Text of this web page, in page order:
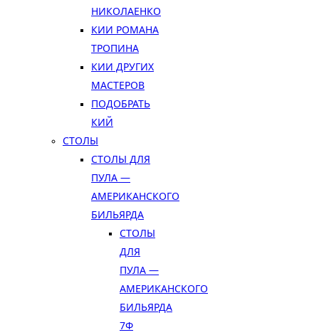
НИКОЛАЕНКО
КИИ РОМАНА
ТРОПИНА
КИИ ДРУГИХ
МАСТЕРОВ
ПОДОБРАТЬ
КИЙ
СТОЛЫ
СТОЛЫ ДЛЯ
ПУЛА —
АМЕРИКАНСКОГО
БИЛЬЯРДА
СТОЛЫ
ДЛЯ
ПУЛА —
АМЕРИКАНСКОГО
БИЛЬЯРДА
7Ф